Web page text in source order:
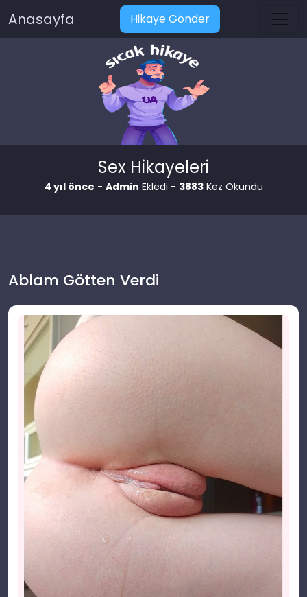
Anasayfa Hikaye Gönder
Sex Hikayeleri
4 yıl önce - Admin Ekledi - 3883Kez Okundu
Ablam Götten Verdi